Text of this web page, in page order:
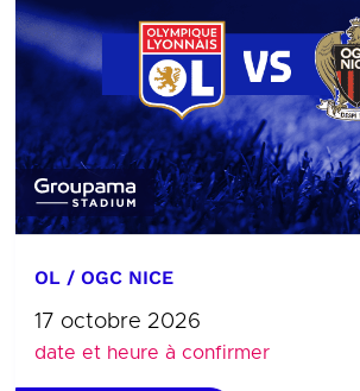
OL / OGC NICE
17 octobre 2026
date et heure à confirmer